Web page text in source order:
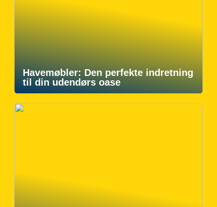
Havemøbler: Den perfekte indretning
til din udendørs oase